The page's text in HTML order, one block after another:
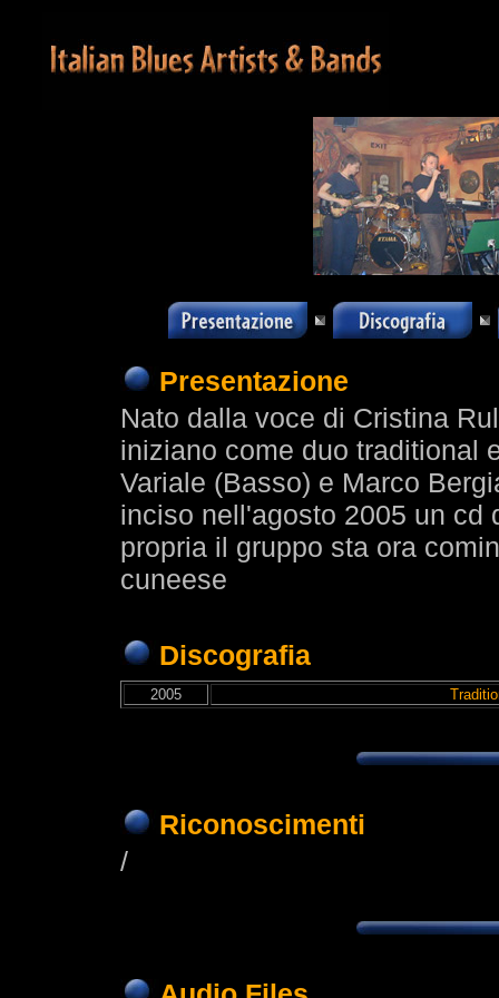
Presentazione
Nato dalla voce di Cristina
iniziano come duo traditional
Variale (Basso) e Marco
inciso nell'agosto 2005 un cd
propria il gruppo sta ora
cuneese
Discografia
2005
Riconoscimenti
/